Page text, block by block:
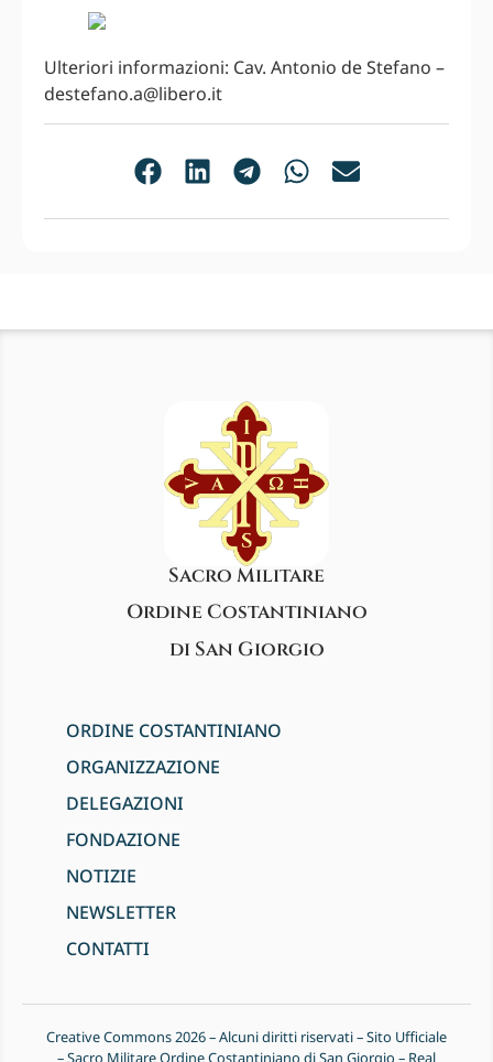
Ulteriori informazioni: Cav. Antonio de Stefano –
destefano.a@libero.it
Sacro Militare
Ordine Costantiniano
di San Giorgio
ORDINE COSTANTINIANO
ORGANIZZAZIONE
DELEGAZIONI
FONDAZIONE
NOTIZIE
NEWSLETTER
CONTATTI
Creative Commons 2026 – Alcuni diritti riservati – Sito Ufficiale
– Sacro Militare Ordine Costantiniano di San Giorgio – Real